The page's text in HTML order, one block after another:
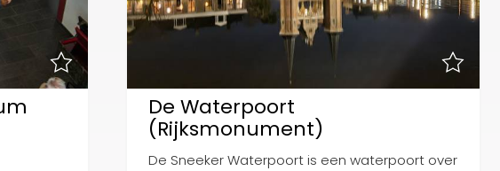
De Waterpoort
(Rijksmonument)
De Sneeker Waterpoort is een waterpoort over